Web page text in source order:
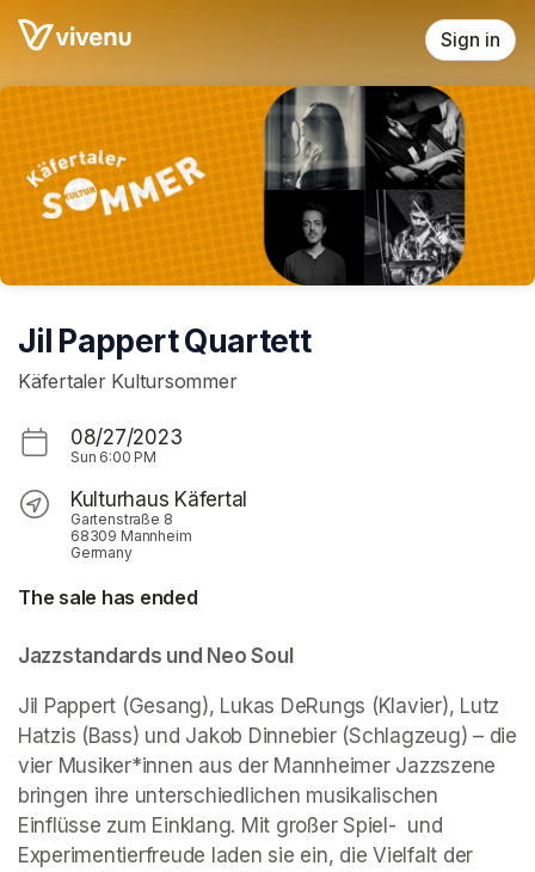
Skip header
Sign in
Jil Pappert Quartett
Käfertaler Kultursommer
08/27/2023
Sun 6:00 PM
Kulturhaus Käfertal
Gartenstraße 8
68309 Mannheim
Germany
The sale has ended
(opens in a new tab)
(opens in a new tab)
Jazzstandards und Neo Soul
Jil Pappert (Gesang), Lukas DeRungs (Klavier), Lutz
Hatzis (Bass) und Jakob Dinnebier (Schlagzeug) – die
vier Musiker*innen aus der Mannheimer Jazzszene
bringen ihre unterschiedlichen musikalischen
Einflüsse zum Einklang. Mit großer Spiel-  und
Experimentierfreude laden sie ein, die Vielfalt der